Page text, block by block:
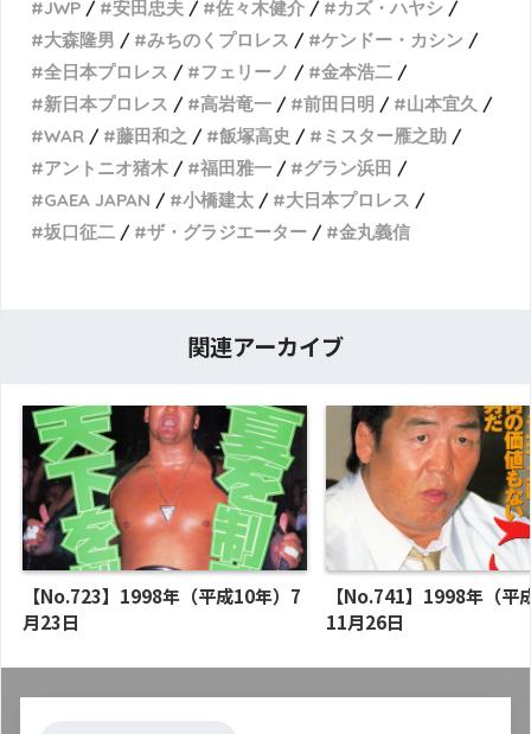
JWP
安田忠夫 佐々木健介
カズ・ハヤシ
大森隆男
みちのくプロレス
ケンドー・カシン
全日本プロレス
フェリーノ
金本浩二
新日本プロレス
高岩竜一 前田日明
山本宜久
WAR
藤田和之 飯塚高史
ミスター雁之助
アントニオ猪木
福田雅一
グラン浜田
GAEA JAPAN
小橋建太
大日本プロレス
坂口征二
ザ・グラジエーター 金丸義信
関連アーカイブ
【No.723】1998年（平成10年）7
月23日
【No.741】1998年（平
11月26日